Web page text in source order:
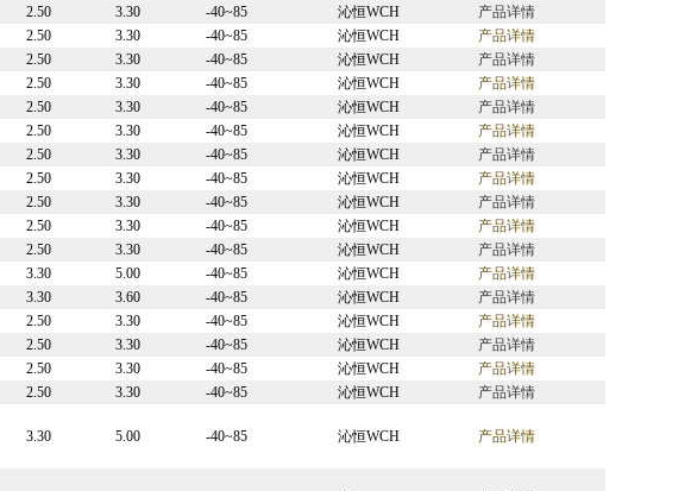
2.50 3.30 -40~85 沁恒WCH
产品详情
2.50 3.30 -40~85 沁恒WCH
产品详情
2.50 3.30 -40~85 沁恒WCH
产品详情
2.50 3.30 -40~85 沁恒WCH
产品详情
2.50 3.30 -40~85 沁恒WCH
产品详情
2.50 3.30 -40~85 沁恒WCH
产品详情
2.50 3.30 -40~85 沁恒WCH
产品详情
2.50 3.30 -40~85 沁恒WCH
产品详情
2.50 3.30 -40~85 沁恒WCH
产品详情
2.50 3.30 -40~85 沁恒WCH
产品详情
2.50 3.30 -40~85 沁恒WCH
产品详情
3.30 5.00 -40~85 沁恒WCH
产品详情
3.30 3.60 -40~85 沁恒WCH
产品详情
2.50 3.30 -40~85 沁恒WCH
产品详情
2.50 3.30 -40~85 沁恒WCH
产品详情
2.50 3.30 -40~85 沁恒WCH
产品详情
2.50 3.30 -40~85 沁恒WCH 产品详情
3.30 5.00 -40~85 沁恒WCH 产品详情